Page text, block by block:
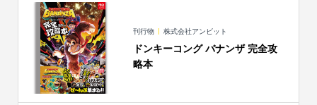
刊行物 株式会社アンビット
ドンキーコング バナンザ 完全攻
略本